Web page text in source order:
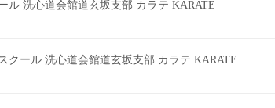
ル 洗心道会館道玄坂支部 カラテ KARATE
クール 洗心道会館道玄坂支部 カラテ KARATE